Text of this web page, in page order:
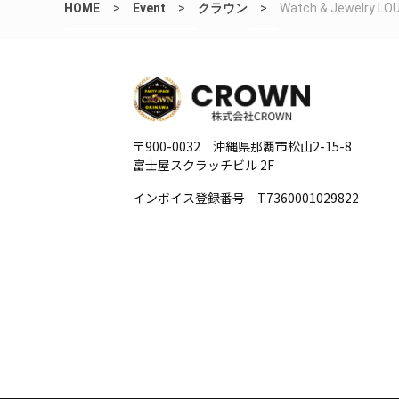
HOME > Event > クラウン > Watch & Jewelry
〒900-0032 沖縄県那覇市松山2-15-8
富士屋スクラッチビル 2F
インボイス登録番号 T7360001029822